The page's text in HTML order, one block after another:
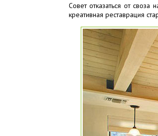
Совет отказаться от
креативная реставрация